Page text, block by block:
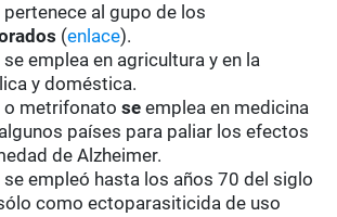
al gupo de los
(enlace).
emplea en agricultura y en la
y doméstica.
o metrifonatoseemplea en medicina
países para paliar los efectos
de Alzheimer.
empleó hasta los años 70 del siglo
como ectoparasiticida de uso